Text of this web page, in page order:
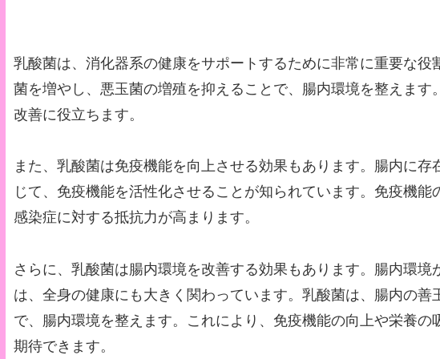
乳酸菌は、消化器系の健康をサポートするために非常に重要な
菌を増やし、悪玉菌の増殖を抑えることで、腸内環境を整えま
改善に役立ちます。
また、乳酸菌は免疫機能を向上させる効果もあります。腸内に
じて、免疫機能を活性化させることが知られています。免疫機
感染症に対する抵抗力が高まります。
さらに、乳酸菌は腸内環境を改善する効果もあります。腸内環境
は、全身の健康にも大きく関わっています。乳酸菌は、腸内の善
で、腸内環境を整えます。これにより、免疫機能の向上や栄養
期待できます。